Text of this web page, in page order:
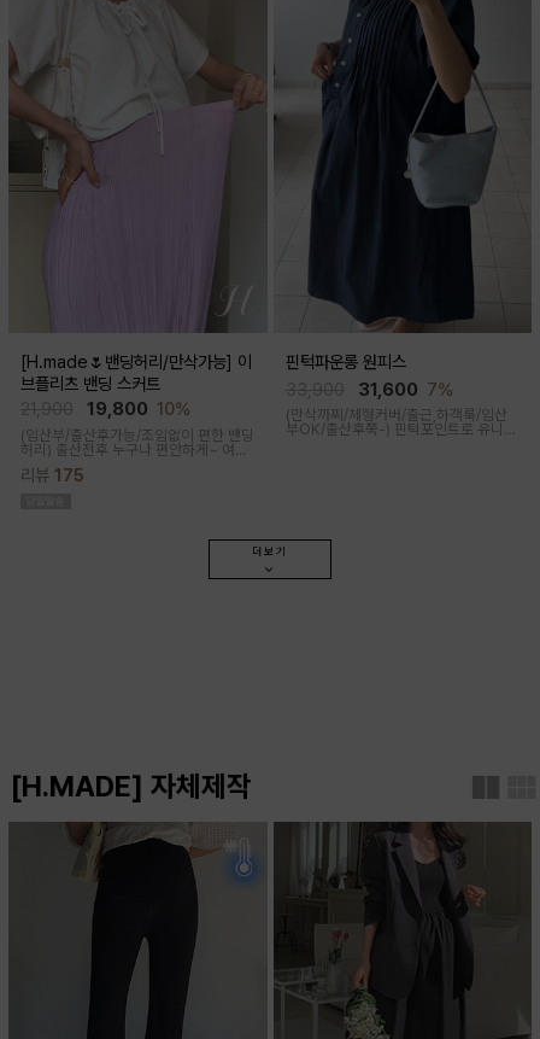
[H.made🌷밴딩허리/만삭가능] 이
브플리츠 밴딩 스커트
19,800 10%
(임산부/출산후가능/조임없이 편한 밴딩
허리) 출산전후 누구나 편안하게~ 여성
운 플리츠 스커트
리뷰 175
핀턱파운롱 원피스
31,600 7%
(만삭까찌/체형커버/출근,하객룩/임산
부OK/출산후쭉-) 핀턱포인트로 유니크
더보기
[H.MADE] 자체제작